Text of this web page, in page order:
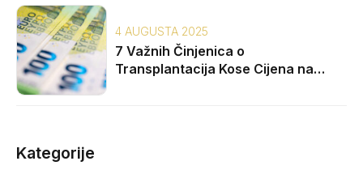
4 AUGUSTA 2025
7 Važnih Činjenica o
Transplantacija Kose Cijena na
Kategorije